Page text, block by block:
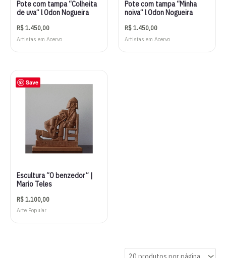
Pote com tampa “Colheita
de uva” l Odon Nogueira
R$1.450,00
Artistas em Acervo
Pote com tampa “Minha
noiva” l Odon Nogueira
R$1.450,00
Artistas em Acervo
Save
Escultura “O benzedor” |
Mario Teles
R$1.100,00
Arte Popular